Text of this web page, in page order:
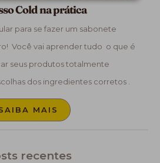
Cold na prática
para se fazer um sabonete
Você vai aprender tudo o que é
seus produtos totalmente
dos ingredientes corretos .
MAIS
recentes